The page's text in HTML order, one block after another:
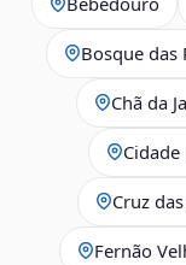
Bosque das
Chã da
Cruz
Fernão